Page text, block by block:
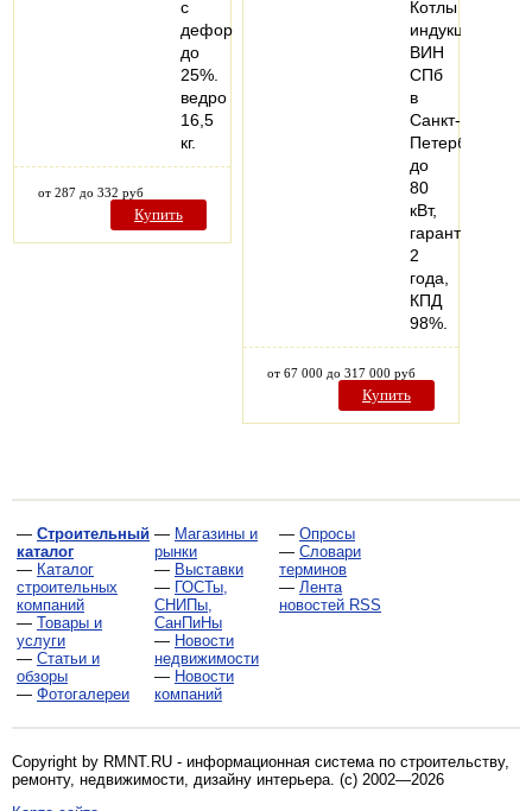
с
деформацией
до
25%.
ведро
16,5
кг.
от 287 до 332 руб
Купить
Котлы
индукционные
ВИН
СПб
в
Санкт-
Петербурге
до
80
кВт,
гарантия
2
года,
КПД
98%.
от 67 000 до 317 000 руб
Купить
— Строительный
каталог
— Каталог
строительных
компаний
— Товары и
услуги
— Статьи и
обзоры
— Фотогалереи
— Магазины и
рынки
— Выставки
— ГОСТы,
СНИПы,
СанПиНы
— Новости
недвижимости
— Новости
компаний
— Опросы
— Словари
терминов
— Лента
новостей RSS
Copyright by RMNT.RU - информационная система по строительству,
ремонту, недвижимости, дизайну интерьера. (c) 2002—2026